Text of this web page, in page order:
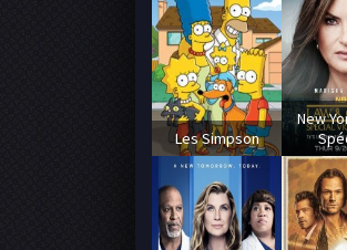
Les Simpson
New